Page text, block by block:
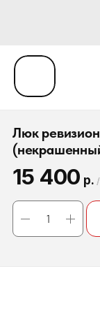
Люк
15 400 р. /